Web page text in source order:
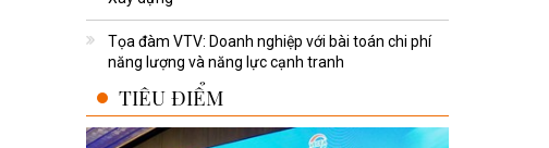
Tọa đàm VTV: Doanh nghiệp với bài toán chi phí
năng lượng và năng lực cạnh tranh
TIÊU ĐIỂM